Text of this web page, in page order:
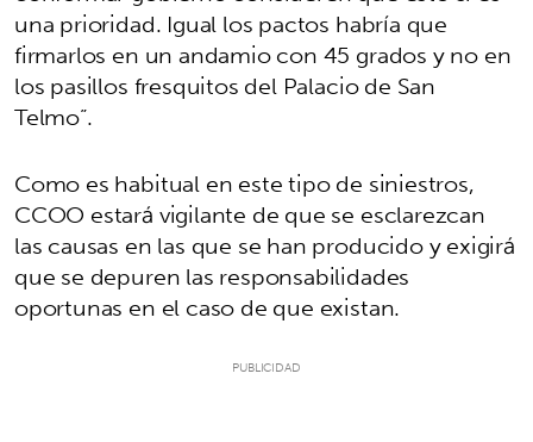
una prioridad. Igual los pactos habría que
firmarlos en un andamio con 45 grados y no en
los pasillos fresquitos del Palacio de San
Telmo”.
Como es habitual en este tipo de siniestros,
CCOO estará vigilante de que se esclarezcan
las causas en las que se han producido y exigirá
que se depuren las responsabilidades
oportunas en el caso de que existan.